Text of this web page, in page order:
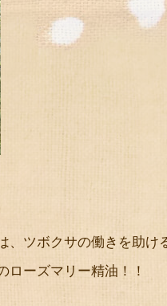
、ツボクサの働きを助け
ーズマリー精油！！